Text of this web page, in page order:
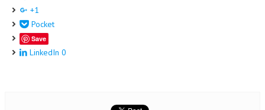
+1
Pocket
Save
LinkedIn 0